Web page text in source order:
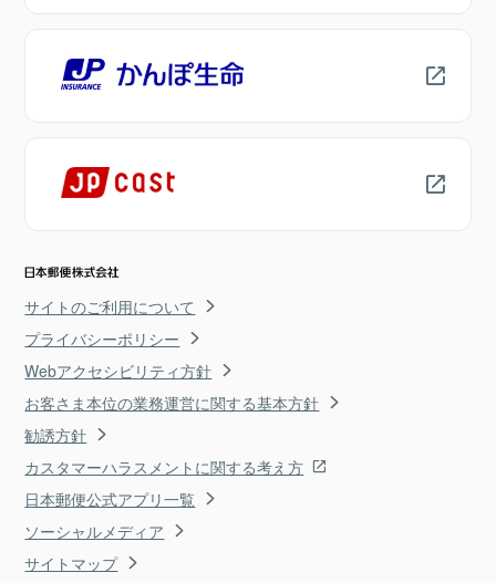
サイトのご利用について
プライバシーポリシー
Webアクセシビリティ方針
お客さま本位の業務運営に関する基本方針
勧誘方針
カスタマーハラスメントに関する考え方
日本郵便公式アプリ一覧
ソーシャルメディア
サイトマップ